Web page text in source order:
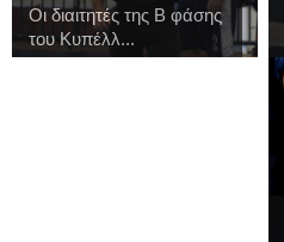
Οι διαιτητές της Β φάσης
του Κυπέλλ...